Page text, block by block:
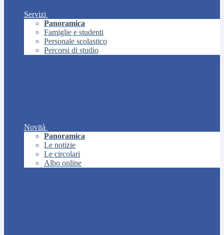
Servizi
Panoramica
Famiglie e studenti
Personale scolastico
Percorsi di studio
Novità
Panoramica
Le notizie
Le circolari
Albo online